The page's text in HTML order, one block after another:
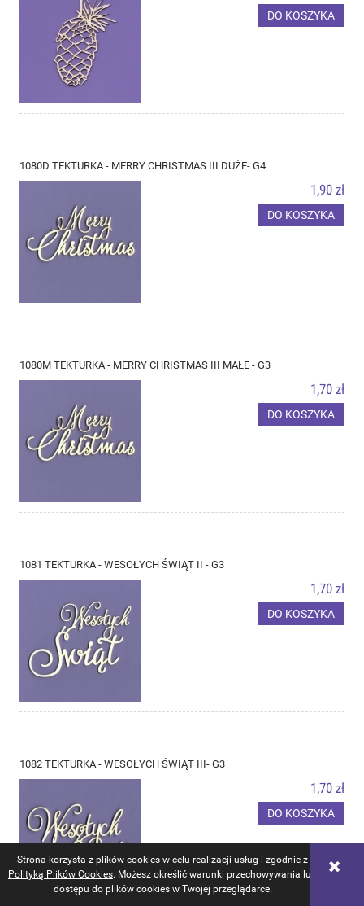
Strona korzysta z plików cookies w celu realizacji usług i zgodnie z
Polityką Plików Cookies. Możesz określić warunki przechowywania lub
dostępu do plików cookies w Twojej przeglądarce.
DO KOSZYKA
1080D TEKTURKA - MERRY CHRISTMAS III DUŻE- G4
1,90 zł
DO KOSZYKA
1080M TEKTURKA - MERRY CHRISTMAS III MAŁE - G3
1,70 zł
DO KOSZYKA
1081 TEKTURKA - WESOŁYCH ŚWIĄT II - G3
1,70 zł
DO KOSZYKA
1082 TEKTURKA - WESOŁYCH ŚWIĄT III- G3
1,70 zł
DO KOSZYKA